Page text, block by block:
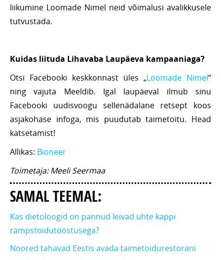
liikumine Loomade Nimel neid võimalusi avalikkusele
tutvustada.
Kuidas liituda Lihavaba Laupäeva kampaaniaga?
Otsi Facebooki keskkonnast üles „Loomade Nimel“
ning vajuta Meeldib. Igal laupäeval ilmub sinu
Facebooki uudisvoogu sellenädalane retsept koos
asjakohase infoga, mis puudutab taimetoitu. Head
katsetamist!
Allikas: Bioneer
Toimetaja: Meeli Seermaa
SAMAL TEEMAL:
Kas dietoloogid on pannud leivad ühte kappi
rämpstoidutööstusega?
Noored tahavad Eestis avada taimetoidurestorani